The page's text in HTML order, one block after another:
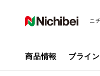
ニ
商品情報 ブライ